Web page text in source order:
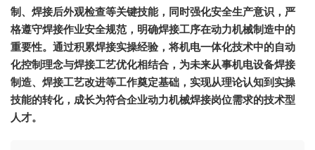
制、焊接后外观检查等关键技能，同时强化安全生产意识，严
格遵守焊接作业安全规范，明确焊接工序在动力机械制造中的
重要性。通过积累焊接实操经验，将机电一体化技术中的自动
化控制理念与焊接工艺优化相结合，为未来从事机电设备焊接
制造、焊接工艺改进等工作奠定基础，实现从理论认知到实操
技能的转化，成长为符合企业动力机械焊接岗位需求的技术型
人才。